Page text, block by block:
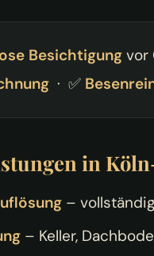
Besichtigungvor
· ✅
in
–
– Keller,